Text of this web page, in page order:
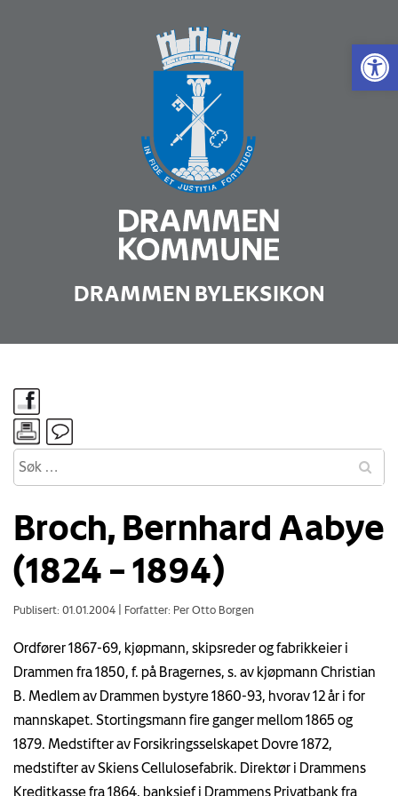
Vis
DRAMMEN BYLEKSIKON
Broch, Bernhard Aabye
(1824 – 1894)
Publisert: 01.01.2004 Forfatter: Per Otto Borgen
Ordfører 1867-69, kjøpmann, skipsreder og fabrikkeier i
Drammen fra 1850, f. på Bragernes, s. av kjøpmann Christian
B. Medlem av Drammen bystyre 1860-93, hvorav 12 år i for
mannskapet. Stortingsmann fire ganger mellom 1865 og
1879. Medstifter av Forsikringsselskapet Dovre 1872,
medstifter av Skiens Cellulosefabrik. Direktør i Drammens
Kreditkasse fra 1864, banksjef i Drammens Privatbank fra